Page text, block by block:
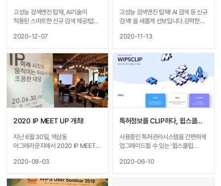
고성능 검색엔진 탑재, AI기술이
적용된 스마트한 신규 검색 제공!업무
강화한 WIPS의 특허검색서비스를
전문성을 발휘할 수 있는 WIPS
서비스를 사용해 보시기 바랍니다.*
더욱 자세한 내용은 윕스 블로그
아이디어 놀이터
(https://blog.naver.com/wipsma
ster/222162767146) 에서
확인하실 수 있습니다.감사합니다.
2020-12-07
고성능 검색엔진 탑재! AI 검색 등 신규
검색! 을 새롭게 선보입니다.강력한
특허 업무를 경험해 보시기
7일 시작합니다.*더욱 자세한 내용은
윕스 블로그 아이디어 놀이터
(https://blog.naver.com/wipsma
ster/222143444337) 에서
확인하실 수 있습니다.감사합니다.
2020-11-13
2020 IP MEET UP 개최!
지난 6월 30일, 역삼동
아그레라운지에서 2020 IP MEET
UP은 매년 윕스에서 주관하여 상표/
관심이 있는 분들이 서로 만나 이슈를
2020-08-03
특허정보를 CLIP하다, 윕스클립(WIPSCLIP) 오픈!
사용중인 특허관리시스템을 간편하게
업그레이드할 수 있는 ‘윕스클립
윕스클립은 원하는 특허만 선택해,
2020-06-10